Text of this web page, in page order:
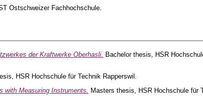
Ostschweizer Fachhochschule.
der Kraftwerke Oberhasli. Bachelor thesis, HSR
HSR Hochschule für Technik Rapperswil.
with Measuring Instruments.
Masters thesis, HSR Hochschule für